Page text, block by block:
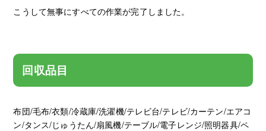
こうして無事にすべての作業が完了しました。
回収品目
布団/毛布/衣類/冷蔵庫/洗濯機/テレビ台/テレビ/カーテン/エアコ
ン/タンス/じゅうたん/扇風機/テーブル/電子レンジ/照明器具/ペ